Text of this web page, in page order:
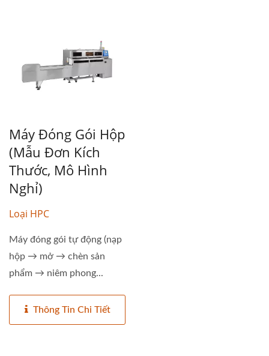
Máy Đóng Gói Hộp
(mẫu Đơn Kích
Thước, Mô Hình
Nghỉ)
Loại HPC
Máy đóng gói tự động (nạp
hộp → mở → chèn sản
phẩm → niêm phong...
Thông Tin Chi Tiết